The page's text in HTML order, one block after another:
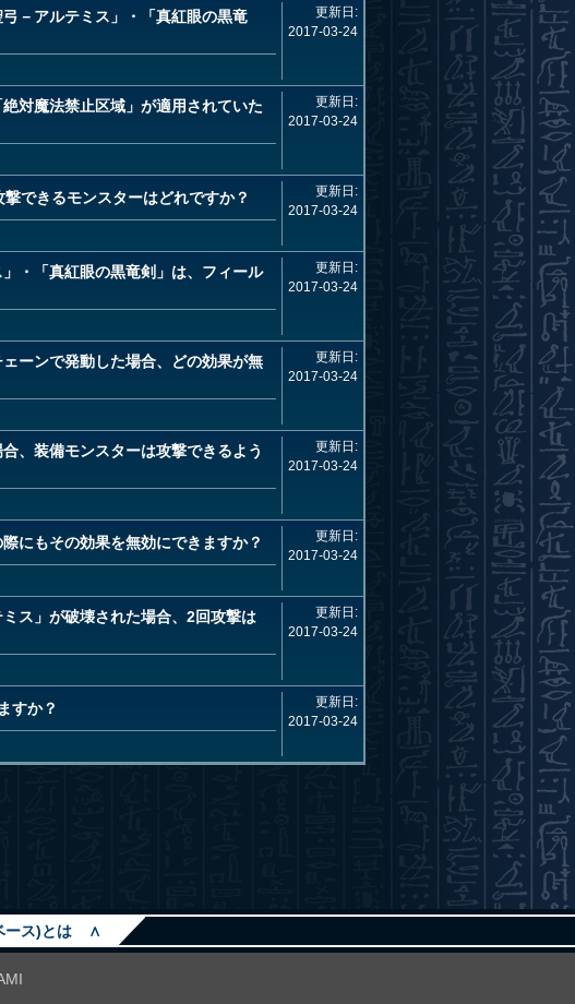
－アルテミス」・「真紅眼の黒竜
更新日:
2017-03-24
対魔法禁止区域」が適用されていた
更新日:
2017-03-24
できるモンスターはどれですか？
更新日:
2017-03-24
・「真紅眼の黒竜剣」は、フィール
更新日:
2017-03-24
ーンで発動した場合、どの効果が無
更新日:
2017-03-24
、装備モンスターは攻撃できるよう
更新日:
2017-03-24
にもその効果を無効にできますか？
更新日:
2017-03-24
ス」が破壊された場合、2回攻撃は
更新日:
2017-03-24
すか？
更新日:
2017-03-24
ース)とは ∧